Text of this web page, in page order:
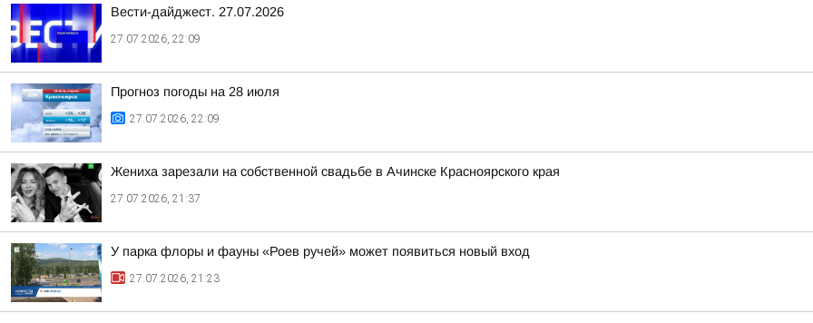
Вести-дайджест. 27.07.2026
27.07.2026, 22:09
Прогноз погоды на 28 июля
27.07.2026, 22:09
Жениха зарезали на собственной свадьбе в Ачинске Красноярского края
27.07.2026, 21:37
У парка флоры и фауны «Роев ручей» может появиться новый вход
27.07.2026, 21:23